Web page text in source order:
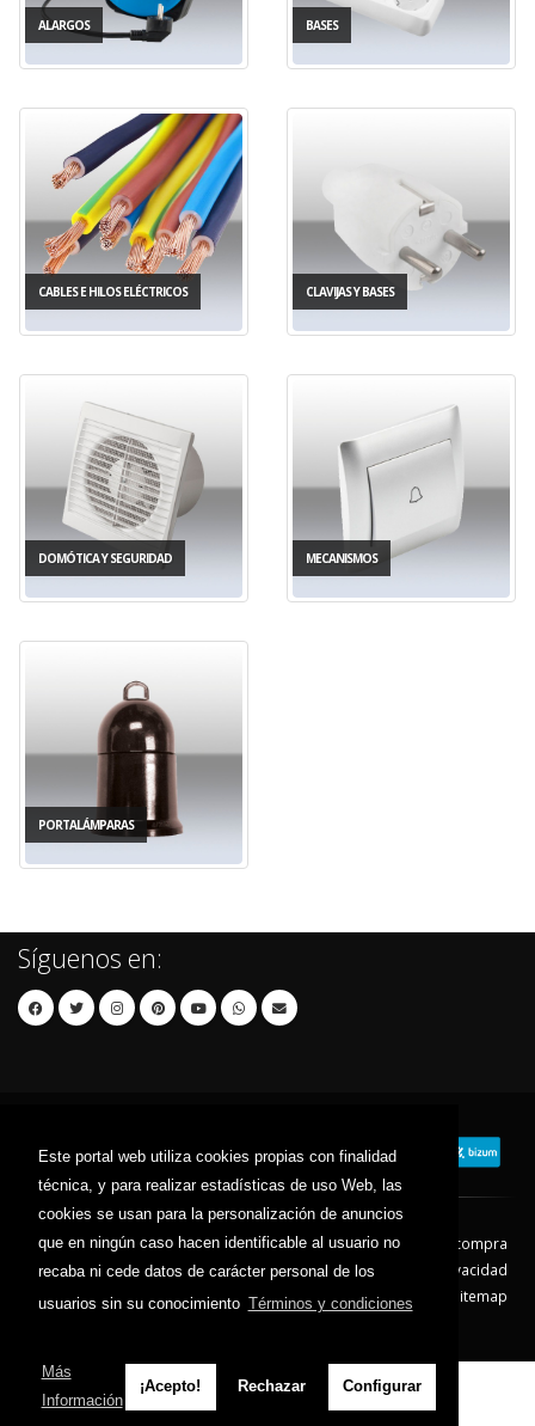
Este portal web utiliza cookies propias con finalidad
técnica, y para realizar estadísticas de uso Web, las
cookies se usan para la personalización de anuncios
que en ningún caso hacen identificable al usuario no
recaba ni cede datos de carácter personal de los
usuarios sin su conocimiento Términos y condiciones
Más
Información
¡Acepto! Rechazar Configurar
ALARGOS BASES
CABLES E HILOS ELÉCTRICOS CLAVIJAS Y BASES
DOMÓTICA Y SEGURIDAD MECANISMOS
PORTALÁMPARAS
Síguenos en:
Contacto Aviso Legal
Condiciones de compra
Política de envíos
Política de devolución
Política de Privacidad
Política de Cookies
Sitemap